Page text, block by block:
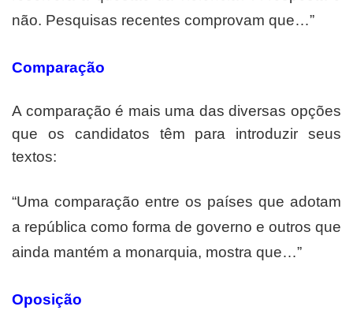
não. Pesquisas recentes comprovam que…”
Comparação
A comparação é mais uma das diversas opções
que os candidatos têm para introduzir seus
textos:
“Uma comparação entre os países que adotam
a república como forma de governo e outros que
ainda mantém a monarquia, mostra que…”
Oposição